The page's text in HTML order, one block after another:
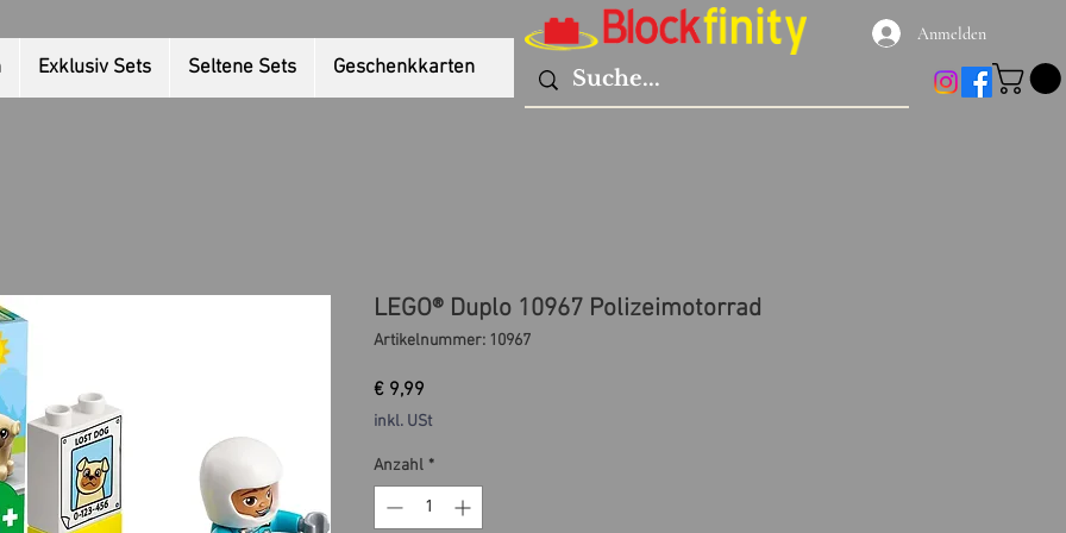
Exklusiv Sets Seltene Sets Geschenkkarten
Anmelden
LEGO® Duplo 10967 Polizeimotorrad
Artikelnummer: 10967
€ 9,99
inkl. USt
Anzahl *